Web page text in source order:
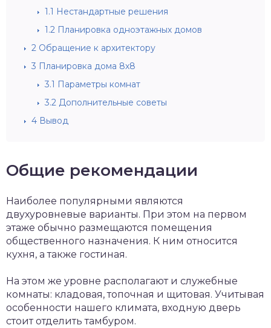
1.1 Нестандартные решения
1.2 Планировка одноэтажных домов
2 Обращение к архитектору
3 Планировка дома 8х8
3.1 Параметры комнат
3.2 Дополнительные советы
4 Вывод
Общие рекомендации
Наиболее популярными являются
двухуровневые варианты. При этом на первом
этаже обычно размещаются помещения
общественного назначения. К ним относится
кухня, а также гостиная.
На этом же уровне располагают и служебные
комнаты: кладовая, топочная и щитовая. Учитывая
особенности нашего климата, входную дверь
стоит отделить тамбуром.